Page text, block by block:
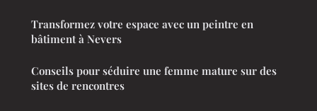
Transformez votre espace avec un peintre en
bâtiment à Nevers
Conseils pour séduire une femme mature sur des
sites de rencontres